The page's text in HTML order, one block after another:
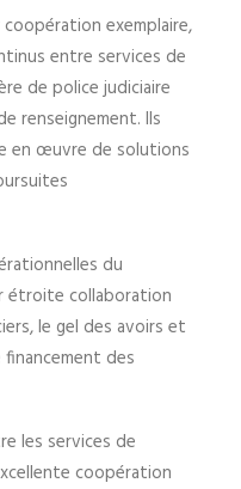
exemplaire,
entre services de
de police judiciaire
renseignement. Ils
en œuvre de solutions
du
étroite collaboration
le gel des avoirs et
des
les services de
coopération